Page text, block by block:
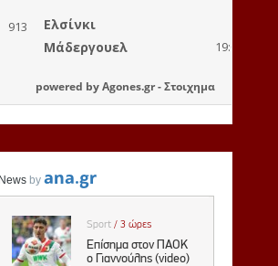
powered byAgones.gr-Στοιχημα